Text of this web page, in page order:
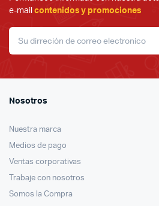
e-mail contenidos y promociones
Nosotros
Nuestra marca
Medios de pago
Ventas corporativas
Trabaje con nosotros
Somos la Compra